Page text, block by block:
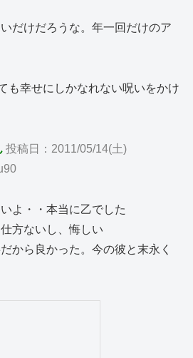
だけだろうな。年一回だけのア
も幸せにしかなれない呪いをかけ
投稿日：2011/05/14(土)
よ・・本当に乙でした
方ないし、悔しい
から良かった。今の彼と末永く